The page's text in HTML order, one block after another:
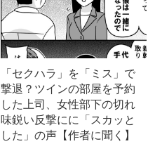
「セクハラ」を「ミス」で
撃退？ツインの部屋を予約
した上司、女性部下の切れ
味鋭い反撃にに「スカッと
した」の声【作者に聞く】